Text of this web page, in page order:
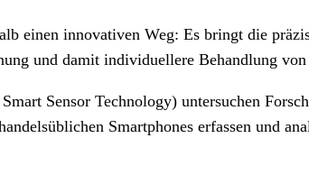
einen innovativen Weg: Es bringt die
und damit individuellere Behandlung
Sensor Technology) untersuchen
Smartphones erfassen und